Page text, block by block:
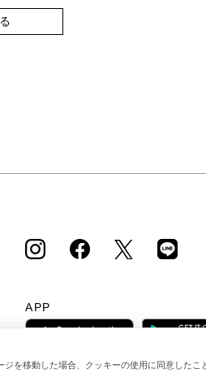
APP
を移動した場合、クッキーの使用に同意した